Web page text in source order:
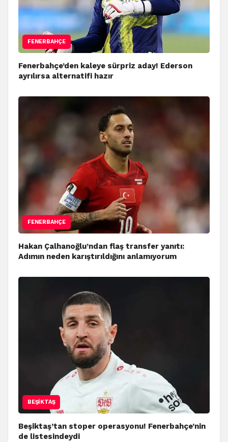
FENERBAHÇE
Fenerbahçe’den kaleye sürpriz aday! Ederson
ayrılırsa alternatifi hazır
FENERBAHÇE
Hakan Çalhanoğlu’ndan flaş transfer yanıtı:
Adımın neden karıştırıldığını anlamıyorum
BEŞIKTAŞ
Beşiktaş’tan stoper operasyonu! Fenerbahçe’nin
de listesindeydi